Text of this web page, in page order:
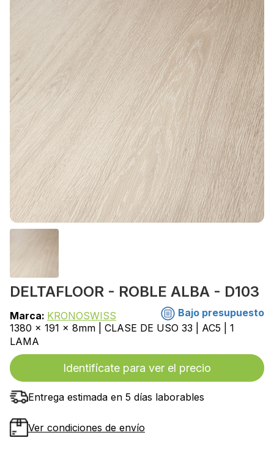
DELTAFLOOR - ROBLE ALBA - D103
Marca: KRONOSWISS
Bajo presupuesto
1380 x 191 x 8mm | CLASE DE USO 33 | AC5 | 1
LAMA
Identifícate para ver el precio
Entrega estimada en 5 días laborables
Ver condiciones de envío